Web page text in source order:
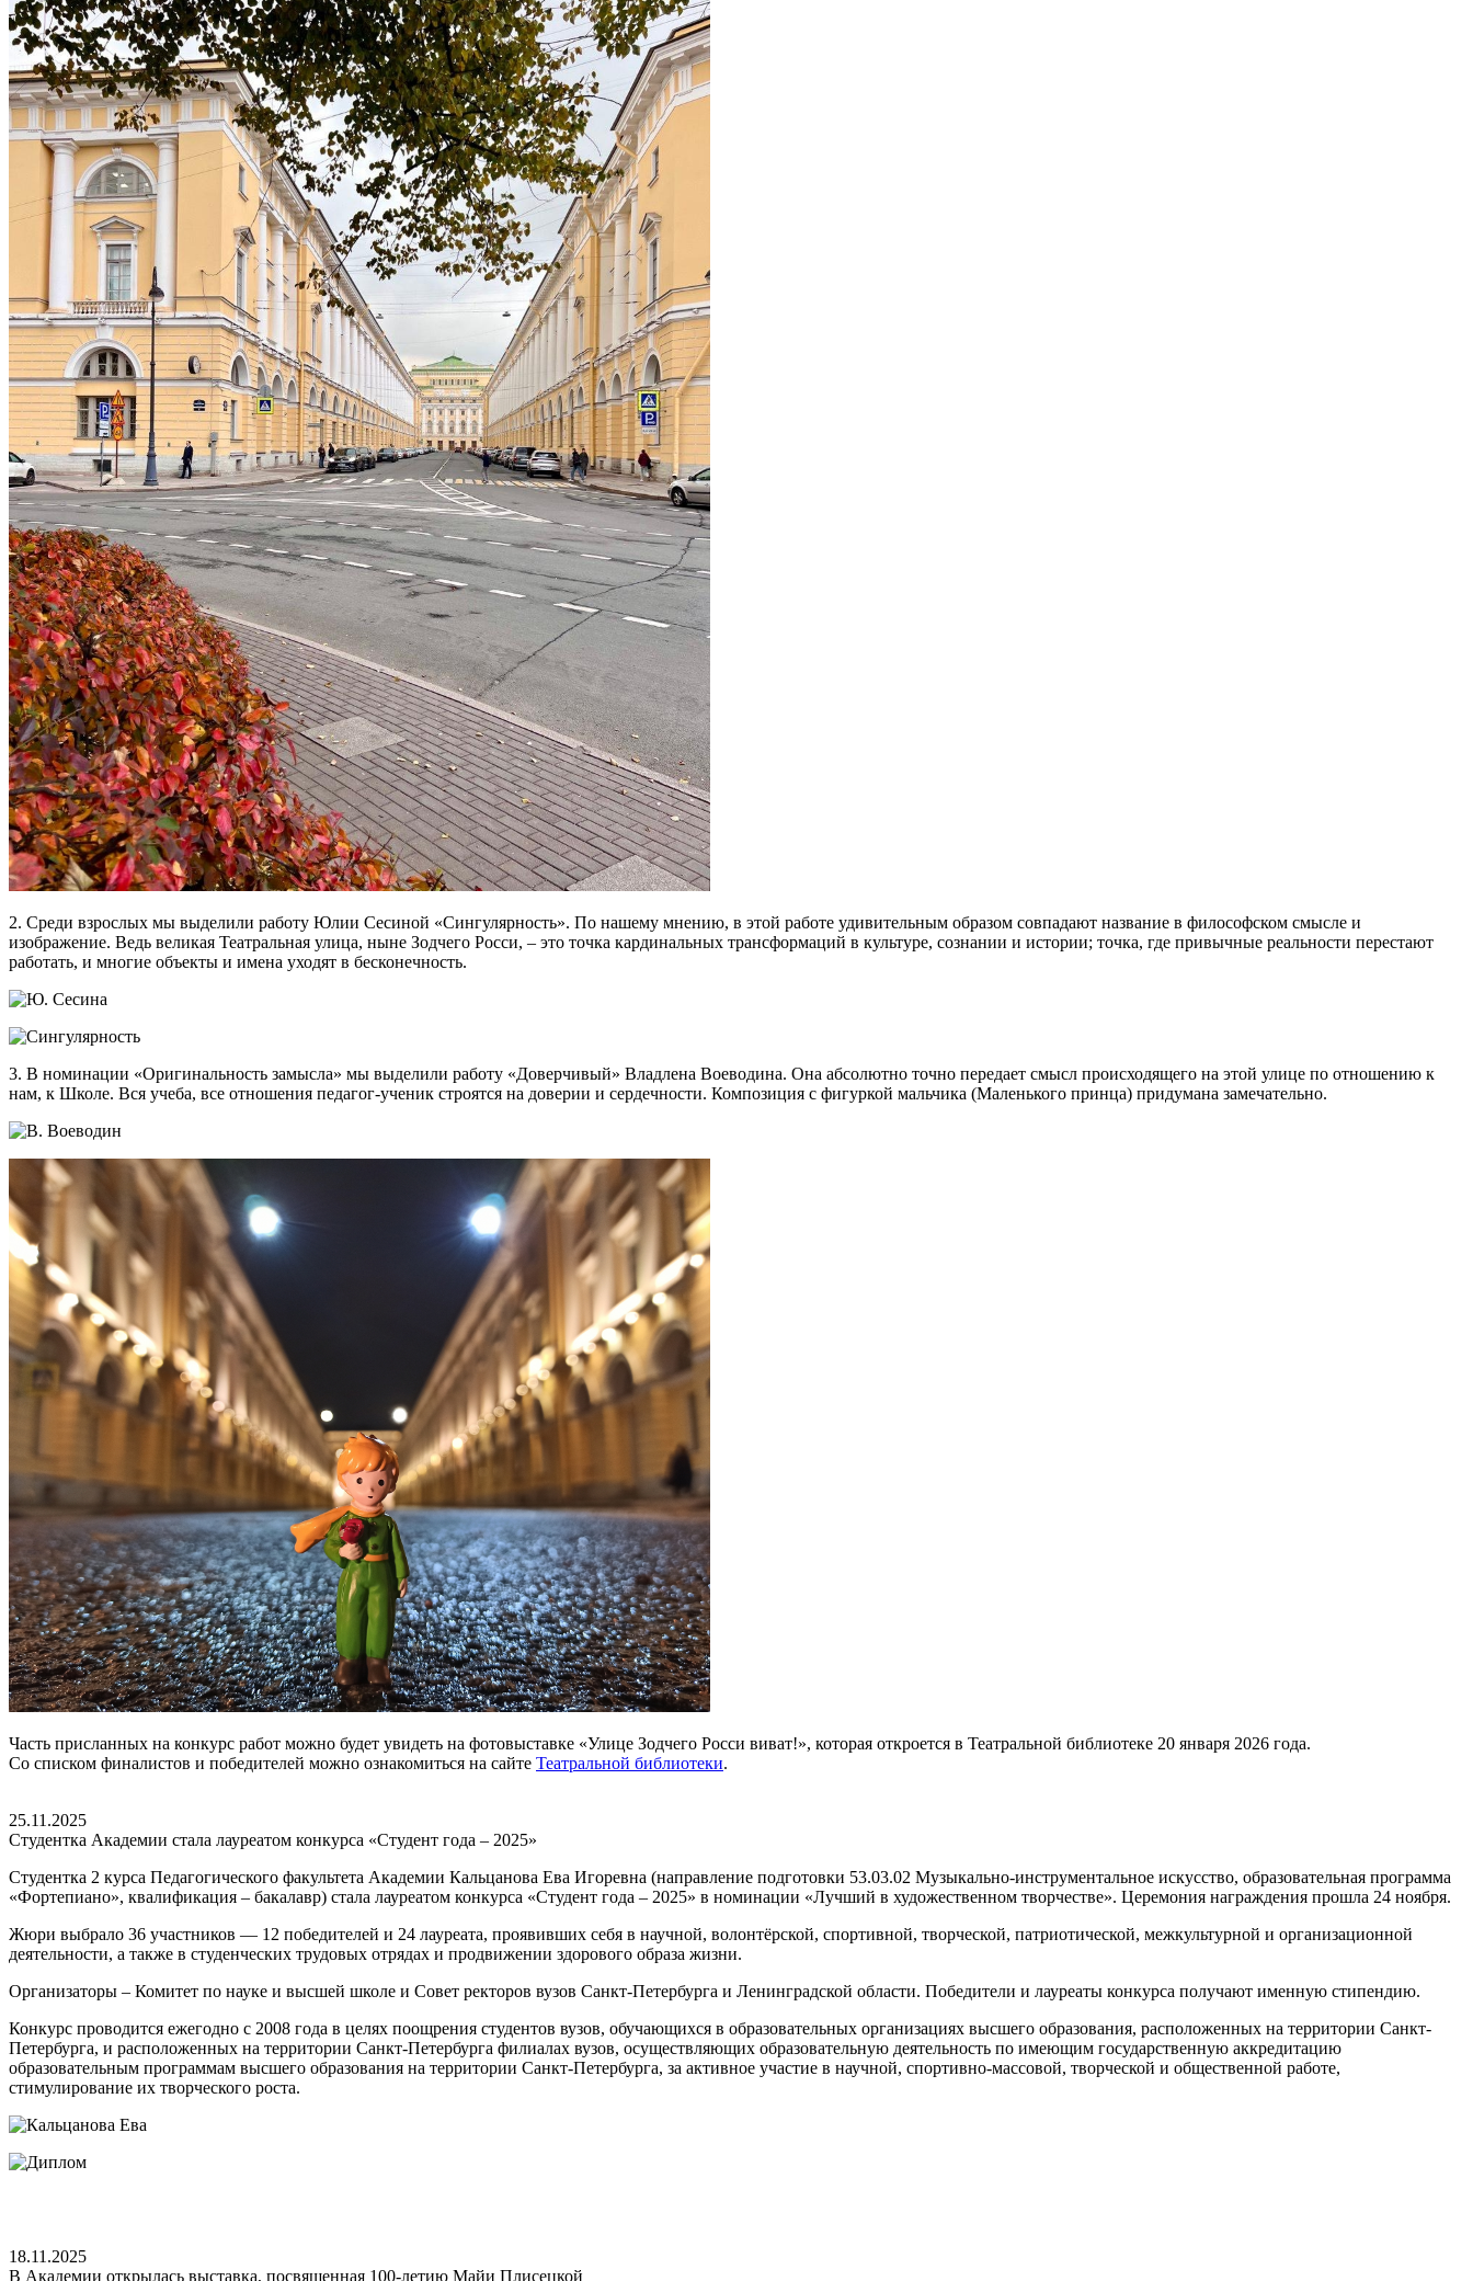
2. Среди взрослых мы выделили работу Юлии Сесиной «Сингулярность». По нашему мнению, в этой работе удивительным образом совпадают название в философском смысле и
изображение. Ведь великая Театральная улица, ныне Зодчего Росси, – это точка кардинальных трансформаций в культуре, сознании и истории; точка, где привычные реальности перестают
работать, и многие объекты и имена уходят в бесконечность.
3. В номинации «Оригинальность замысла» мы выделили работу «Доверчивый» Владлена Воеводина. Она абсолютно точно передает смысл происходящего на этой улице по отношению к
нам, к Школе. Вся учеба, все отношения педагог-ученик строятся на доверии и сердечности. Композиция с фигуркой мальчика (Маленького принца) придумана замечательно.
Часть присланных на конкурс работ можно будет увидеть на фотовыставке «Улице Зодчего Росси виват!», которая откроется в Театральной библиотеке 20 января 2026 года.
Со списком финалистов и победителей можно ознакомиться на сайте Театральной библиотеки.
25.11.2025
Студентка Академии стала лауреатом конкурса «Студент года – 2025»
Студентка 2 курса Педагогического факультета Академии Кальцанова Ева Игоревна (направление подготовки 53.03.02 Музыкально-инструментальное искусство, образовательная программа
«Фортепиано», квалификация – бакалавр) стала лауреатом конкурса «Студент года – 2025» в номинации «Лучший в художественном творчестве». Церемония награждения прошла 24 ноября.
Жюри выбрало 36 участников — 12 победителей и 24 лауреата, проявивших себя в научной, волонтёрской, спортивной, творческой, патриотической, межкультурной и организационной
деятельности, а также в студенческих трудовых отрядах и продвижении здорового образа жизни.
Организаторы – Комитет по науке и высшей школе и Совет ректоров вузов Санкт-Петербурга и Ленинградской области. Победители и лауреаты конкурса получают именную стипендию.
Конкурс проводится ежегодно с 2008 года в целях поощрения студентов вузов, обучающихся в образовательных организациях высшего образования, расположенных на территории Санкт-
Петербурга, и расположенных на территории Санкт-Петербурга филиалах вузов, осуществляющих образовательную деятельность по имеющим государственную аккредитацию
образовательным программам высшего образования на территории Санкт-Петербурга, за активное участие в научной, спортивно-массовой, творческой и общественной работе,
стимулирование их творческого роста.
18.11.2025
В Академии открылась выставка, посвященная 100-летию Майи Плисецкой